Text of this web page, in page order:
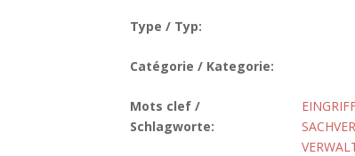
Type / Typ:
Catégorie / Kategorie:
Mots clef /
Schlagworte: